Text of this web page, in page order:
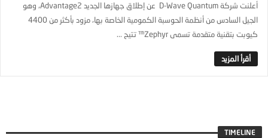
أعلنت شركة D-Wave Quantum عن إطلاق جهازها الجديد Advantage2، وهو
الجيل السادس من أنظمة الحوسبة الكمومية الخاصة بها، مزود بأكثر من 4400
كيوبت بتقنية متقدمة تسمى Zephyr™ تتيح ...
TIMELINE